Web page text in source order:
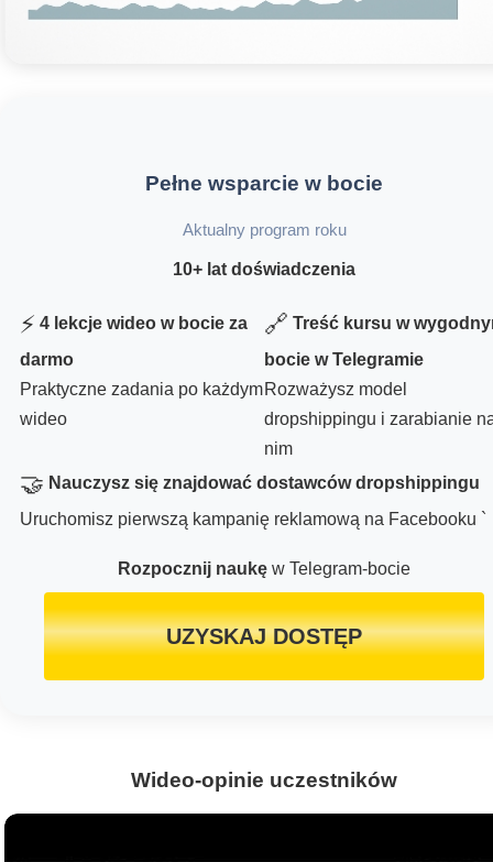
Pełne wsparcie w bocie
Aktualny program roku
10+ lat doświadczenia
⚡ 4 lekcje wideo w bocie za
darmo
Praktyczne zadania po każdym
wideo
🔗 Treść kursu w
bocie w Telegramie
Rozważysz model
dropshippingu i zarabianie
nim
🤝 Nauczysz się znajdować dostawców dropshippingu
Uruchomisz pierwszą kampanię reklamową na Facebooku `
Rozpocznij naukę w Telegram-bocie
UZYSKAJ DOSTĘP
Wideo-opinie uczestników